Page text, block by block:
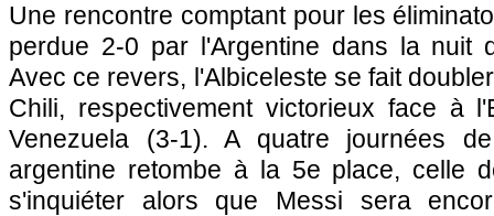
Une rencontre comptant pour les
perdue 2-0 par l'Argentine dans la nuit
Avec ce revers, l'Albiceleste se fait
Chili, respectivement victorieux face à
Venezuela (3-1). A quatre journées
argentine retombe à la 5e place, celle
s'inquiéter alors que Messi sera